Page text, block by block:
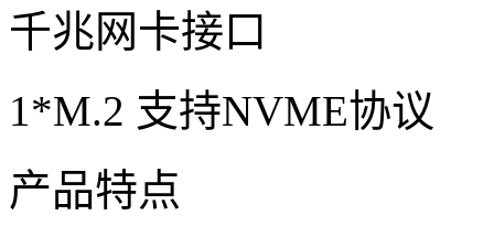
千兆网卡接口
1*M.2 支持NVME协议
产品特点